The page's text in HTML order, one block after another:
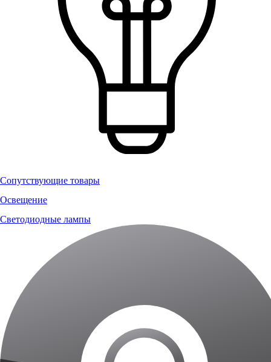
Сопутствующие товары
Освещение
Светодиодные лампы